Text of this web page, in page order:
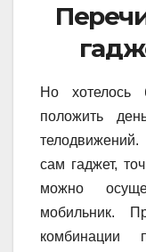
Но
положить
сам гаджет,
можно
мобильник.
комбинации